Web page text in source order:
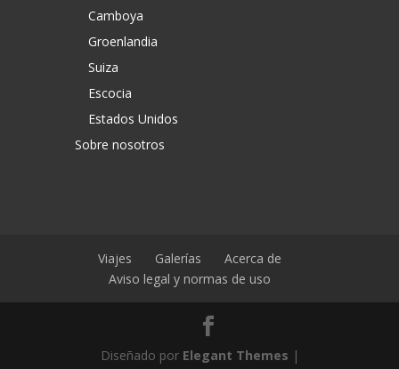
Camboya
Groenlandia
Suiza
Escocia
Estados Unidos
Sobre nosotros
Viajes Galerías
Acerca de
Aviso legal y normas de uso
Diseñado por Elegant Themes |